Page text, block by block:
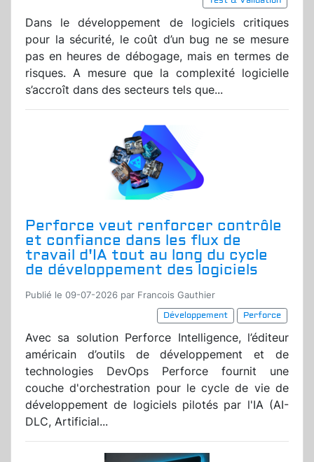
Dans le développement de logiciels critiques
pour la sécurité, le coût d’un bug ne se mesure
pas en heures de débogage, mais en termes de
risques. A mesure que la complexité logicielle
s’accroît dans des secteurs tels que...
Perforce veut renforcer contrôle
et confiance dans les flux de
travail d'IA tout au long du cycle
de développement des logiciels
Publié le 09-07-2026 par Francois Gauthier
Développement
Perforce
Avec sa solution Perforce Intelligence, l’éditeur
américain d’outils de développement et de
technologies DevOps Perforce fournit une
couche d'orchestration pour le cycle de vie de
développement de logiciels pilotés par l'IA (AI-
DLC, Artificial...